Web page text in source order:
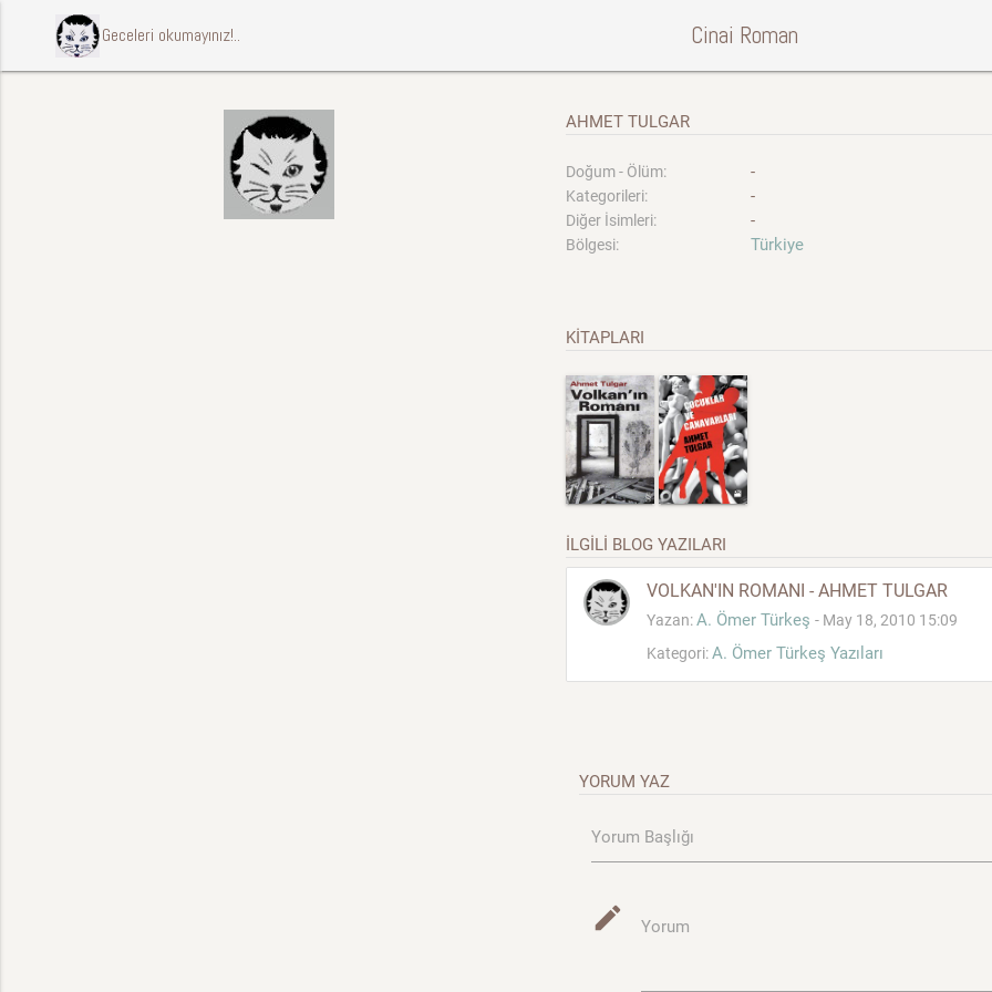
ccccci Geceleri okumayınız!.. Cinai Roman
AHMET TULGAR
Doğum - Ölüm: -
Kategorileri: -
Diğer İsimleri: -
Bölgesi: Türkiye
KİTAPLARI
İLGİLİ BLOG YAZILARI
VOLKAN'IN ROMANI - AHMET TULGAR
Yazan:A. Ömer Türkeş - May 18, 2010 15:09
Kategori:A. Ömer Türkeş Yazıları
YORUM YAZ
Yorum Başlığı
mode_edit Yorum